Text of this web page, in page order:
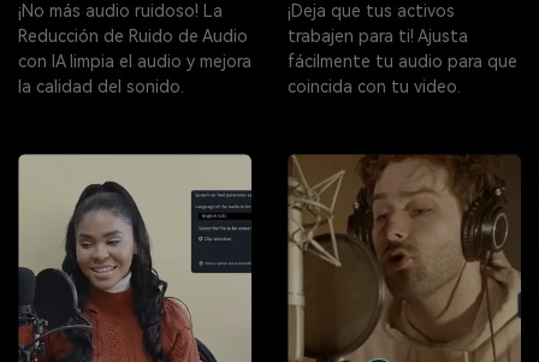
¡No más audio ruidoso! La
Reducción de Ruido de Audio
con IA limpia el audio y mejora
la calidad del sonido.
¡Deja que tus activos
trabajen para ti! Ajusta
fácilmente tu audio para que
coincida con tu video.